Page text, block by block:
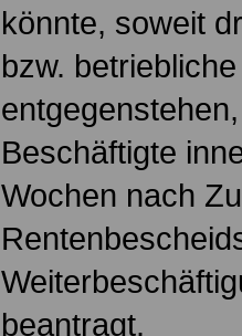
könnte, soweit
bzw.
Beschäftigte
Wochen nach
beantragt.